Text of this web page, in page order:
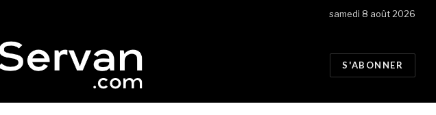
samedi 8 août 2026
S'ABONNER